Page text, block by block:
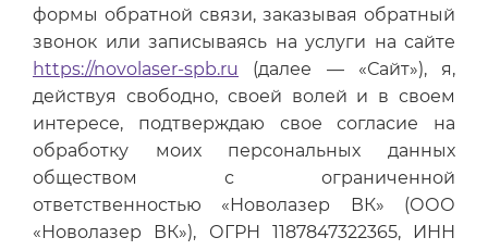
формы обратной связи, заказывая обратный
звонок или записываясь на услуги на сайте
https://novolaser-spb.ru (далее — «Сайт»), я,
действуя свободно, своей волей и в своем
интересе, подтверждаю свое согласие на
обработку моих персональных данных
обществом с ограниченной
ответственностью «Новолазер ВК» (ООО
«Новолазер ВК»), ОГРН 1187847322365, ИНН